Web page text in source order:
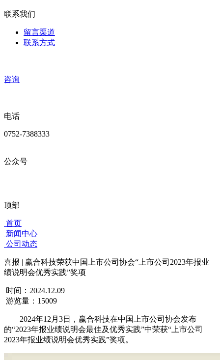
联系我们
留言渠道
联系方式
咨询
电话
0752-7388333
公众号
顶部
首页
新闻中心
公司动态
喜报 | 赢合科技荣获中国上市公司协会“上市公司2023年报业
绩说明会优秀实践”奖项
时间：2024.12.09
游览量：15009
2024年12月3日，赢合科技在中国上市公司协会发布
的“2023年报业绩说明会最佳及优秀实践”中荣获“上市公司
2023年报业绩说明会优秀实践”奖项。